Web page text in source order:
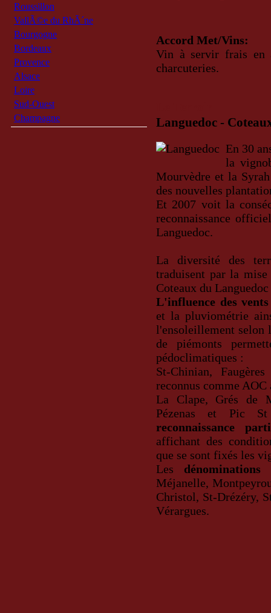
Roussillon
VallÃ©e du RhÃ´ne
Bourgogne
Bordeaux
Provence
Alsace
Loire
Sud-Ouest
Champagne
Accord Met/Vins:
Vin à servir frais en
charcuteries.
Languedoc -
En 30
la
Mourvèdre et la Syrah
des nouvelles
Et 2007 voit la
reconnaissance
Languedoc.
La diversité des
traduisent par la
Coteaux du
L'influence des vents
et la pluviométrie
l'ensoleillement selon
de piémonts
pédoclimatiques :
St-Chinian,
reconnus comme
La Clape, Grés de
Pézenas et Pic
reconnaissance
affichant des
que se sont fixés les
Les dénominations
Méjanelle,
Christol, St-Drézéry,
Vérargues.